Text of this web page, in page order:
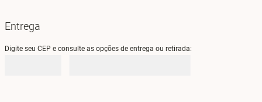
Entrega
Digite seu CEP e consulte as opções de entrega ou retirada: